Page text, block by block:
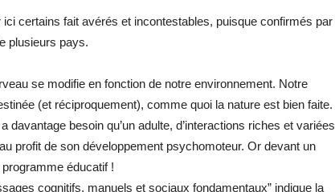
certains fait avérés et incontestables, puisque confirmés par
plusieurs pays.
se modifie en fonction de notre environnement. Notre
(et réciproquement), comme quoi la nature est bien faite.
davantage besoin qu’un adulte, d’interactions riches et variées
profit de son développement psychomoteur. Or devant un
éducatif !
cognitifs, manuels et sociaux fondamentaux” indique la